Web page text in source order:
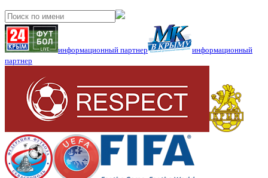
информационный партнер
информационный
партнер